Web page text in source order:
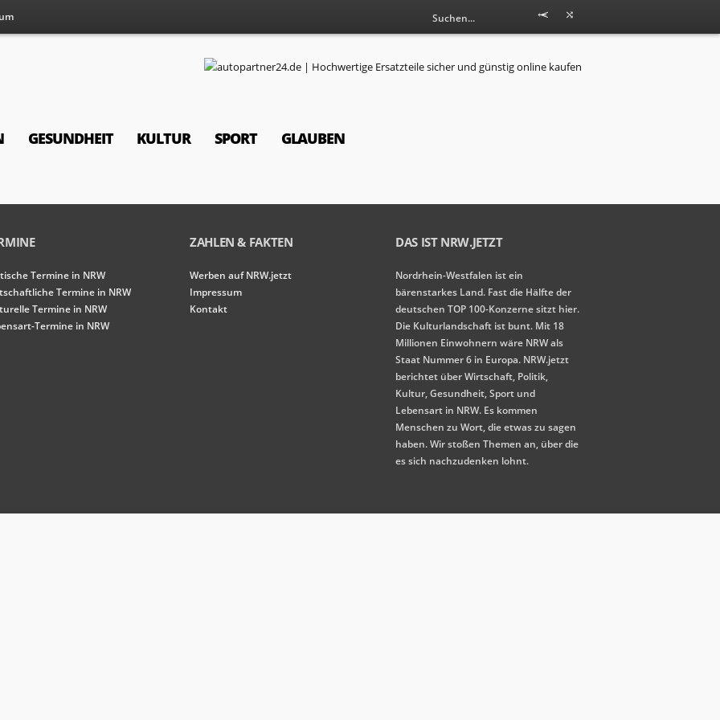
GESUNDHEIT KULTUR SPORT GLAUBEN
Termine in NRW
Termine in NRW
Termine in NRW
Termine in NRW
ZAHLEN & FAKTEN
Werben auf NRW.jetzt
Impressum
Kontakt
DAS IST NRW.JETZT
Nordrhein-Westfalen ist ein
bärenstarkes Land. Fast die Hälfte der
deutschen TOP 100-Konzerne sitzt hier.
Die Kulturlandschaft ist bunt. Mit 18
Millionen Einwohnern wäre NRW als
Staat Nummer 6 in Europa. NRW.jetzt
berichtet über Wirtschaft, Politik,
Kultur, Gesundheit, Sport und
Lebensart in NRW. Es kommen
Menschen zu Wort, die etwas zu sagen
haben. Wir stoßen Themen an, über die
es sich nachzudenken lohnt.